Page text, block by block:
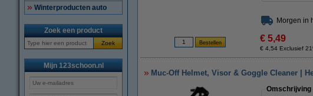
Winterproducten auto
Zoek een product
Zoek
Mijn 123schoon.nl
Morgen in
€ 5,49
€ 4,54 Exclusief
Muc-Off Helmet, Visor & Goggle Cleaner |
Omschrijving